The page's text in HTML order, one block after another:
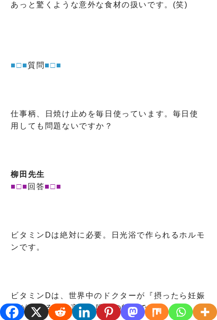
あっと驚くような意外な食材の扱いです。(笑)
■□■質問 ■□■
仕事柄、日焼け止めを毎日使っています。毎日使
用しても問題ないですか？
柳田先生
■□■ 回答■□■
ビタミンDは絶対に必要。日光浴で作られるホルモ
ンです。
ビタミンDは、世界中のドクターが『摂ったら妊娠
率が上がる』と言う、唯一の物質です。